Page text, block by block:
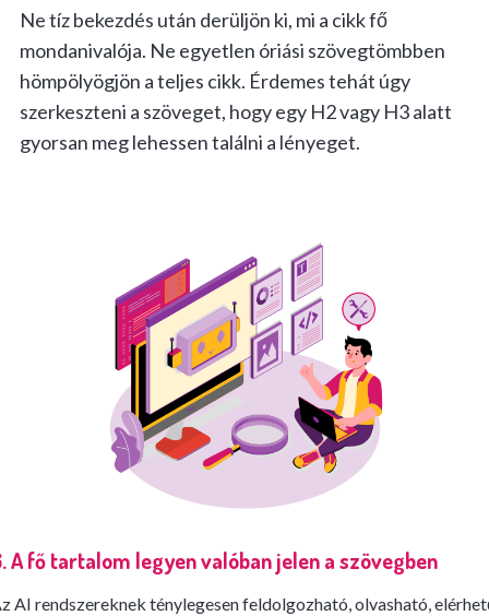
Ne tíz bekezdés után derüljön ki, mi a cikk fő
mondanivalója. Ne egyetlen óriási szövegtömbben
hömpölyögjön a teljes cikk. Érdemes tehát úgy
szerkeszteni a szöveget, hogy egy H2 vagy H3 alatt
gyorsan meg lehessen találni a lényeget.
A fő tartalom legyen valóban jelen a szövegben
AI rendszereknek ténylegesen feldolgozható, olvasható,